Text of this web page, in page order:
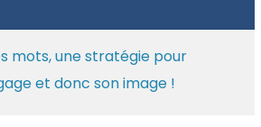
mots, une stratégie pour
et donc son image !